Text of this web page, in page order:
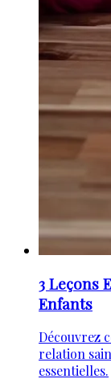
3 Leçons
Enfants
Découvrez
relation
essentielles.